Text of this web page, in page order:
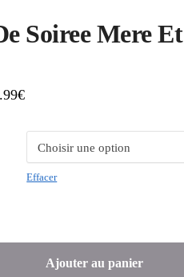
Soiree Mere Et
€
Effacer
Ajouter au panier